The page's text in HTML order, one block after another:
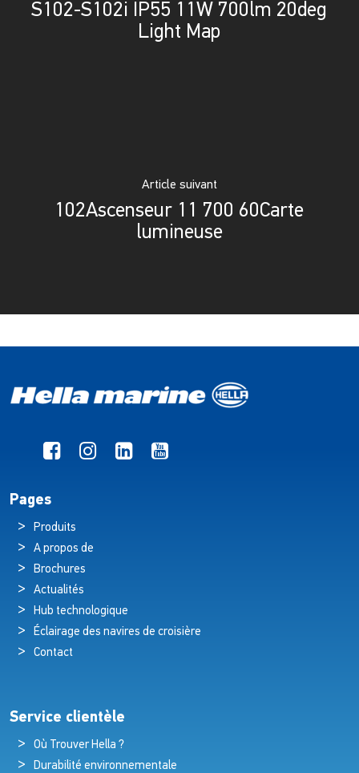
S102-S102i IP55 11W 700lm 20deg
Light Map
Article suivant
102Ascenseur 11 700 60Carte
lumineuse
Pages
Produits
A propos de
Brochures
Actualités
Hub technologique
Éclairage des navires de croisière
Contact
Service clientèle
Où Trouver Hella ?
Durabilité environnementale